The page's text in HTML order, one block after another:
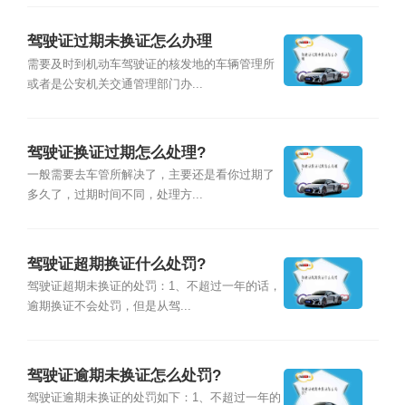
驾驶证过期未换证怎么办理
需要及时到机动车驾驶证的核发地的车辆管理所
或者是公安机关交通管理部门办...
驾驶证换证过期怎么处理?
一般需要去车管所解决了，主要还是看你过期了
多久了，过期时间不同，处理方...
驾驶证超期换证什么处罚?
驾驶证超期未换证的处罚：1、不超过一年的话，
逾期换证不会处罚，但是从驾...
驾驶证逾期未换证怎么处罚?
驾驶证逾期未换证的处罚如下：1、不超过一年的